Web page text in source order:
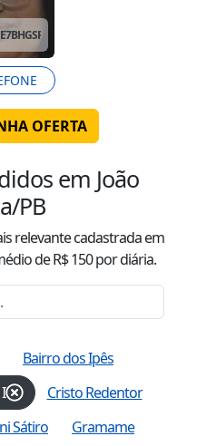
OFERTA
em João
PB
relevante cadastrada em
de R$150por diária.
Bairro dos Ipês
Cristo Redentor
Sátiro
Gramame